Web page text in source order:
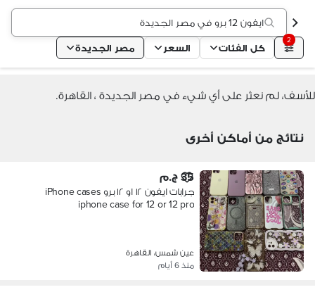
ايفون 12 برو في مصر الجديدة
2
كل الفئات السعر مصر الجديدة
للأسف، لم نعثر على أي شيء في مصر الجديدة ، القاهرة.
نتائج من أماكن أخرى
35 ج.م
جرابات ايفون ١٢ او ١٢ برو iPhone cases
iphone case for 12 or 12 pro
عين شمس، القاهرة
منذ 6 أيام